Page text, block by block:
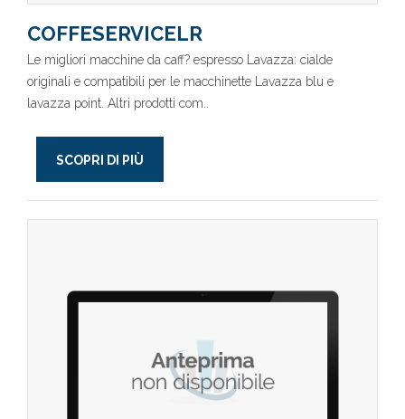
COFFESERVICELR
Le migliori macchine da caff? espresso Lavazza: cialde
originali e compatibili per le macchinette Lavazza blu e
lavazza point. Altri prodotti com..
SCOPRI DI PIÙ